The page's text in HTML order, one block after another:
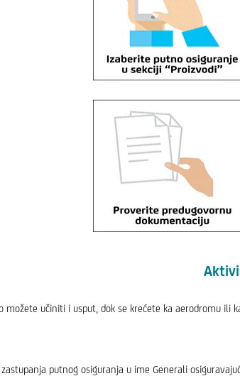
možete učiniti i usput, dok se krećete ka aerodromu
putnog osiguranja u ime Generali